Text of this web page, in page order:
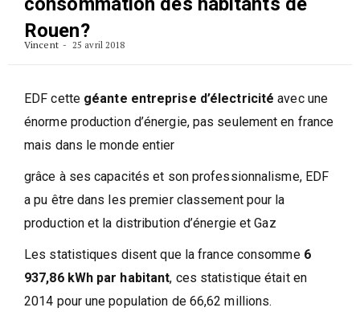
Rouen?
Vincent 25 avril 2018
EDF cette géante entreprise d’électricité avec une
énorme production d’énergie, pas seulement en france
mais dans le monde entier
grâce à ses capacités et son professionnalisme, EDF
a pu être dans les premier classement pour la
production et la distribution d’énergie et Gaz
Les statistiques disent que la france consomme 6
937,86 kWh par habitant, ces statistique était en
2014 pour une population de 66,62 millions.